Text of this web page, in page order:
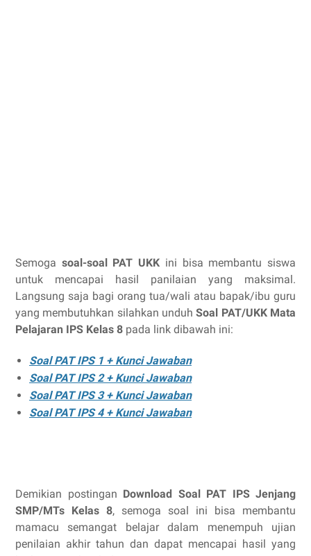
Semoga soal-soal PAT UKK ini bisa membantu siswa
untuk mencapai hasil panilaian yang maksimal.
Langsung saja bagi orang tua/wali atau bapak/ibu guru
yang membutuhkan silahkan unduhSoal PAT/UKK Mata
Pelajaran IPS Kelas 8 pada link dibawah ini:
Soal PAT IPS 1 + Kunci Jawaban
Soal PAT IPS 2 + Kunci Jawaban
Soal PAT IPS 3 + Kunci Jawaban
Soal PAT IPS 4 + Kunci Jawaban
Demikian postingan Download Soal PAT IPS Jenjang
SMP/MTs Kelas 8, semoga soal ini bisa membantu
mamacu semangat belajar dalam menempuh ujian
penilaian akhir tahun dan dapat mencapai hasil yang